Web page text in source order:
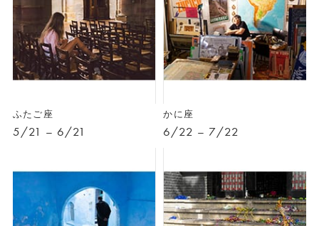
ふたご座
5/21 – 6/21
かに座
6/22 – 7/22